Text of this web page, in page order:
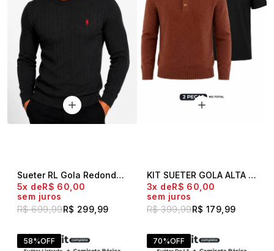
Sueter RL Gola Redonda Canelado Preto
R$ 699,99R$ 299,99
5x
R$ 60,00
sem juros
KIT SUETER GOLA ALTA DUBAI + CAMISETA POLO LIVE
R$ 399,99R$ 179,99
3x
R$ 60,00
sem juros
58%OFF 70%OFF